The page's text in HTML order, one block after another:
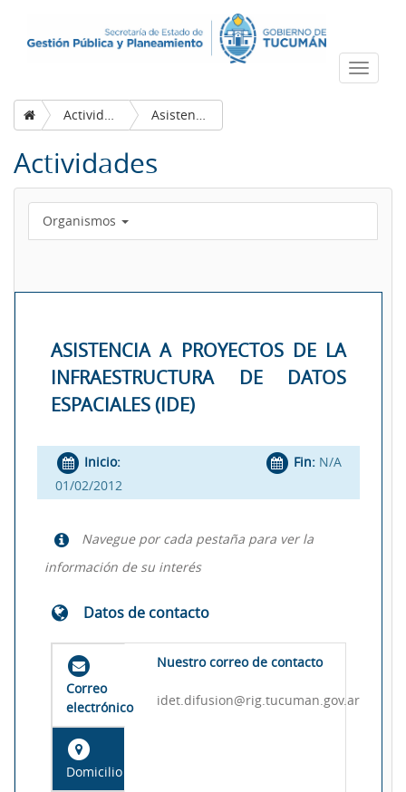
Actividades
Asistencia a proyectos de la Infraestructura de Datos Espaciales (IDE)
Actividades
Organismos
ASISTENCIA A PROYECTOS DE LA
INFRAESTRUCTURA DE DATOS
ESPACIALES (IDE)
Inicio:
01/02/2012
Fin:N/A
Navegue por cada pestaña para ver la
información de su interés
Datos de contacto
Correo
electrónico
Domicilio
Nuestro correo de contacto
idet.difusion@rig.tucuman.gov.ar